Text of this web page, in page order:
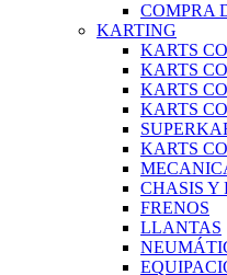
COMPRA
KARTING
KARTS
KARTS
KARTS
KARTS
KARTS
CHASIS Y
FRENOS
LLANTAS